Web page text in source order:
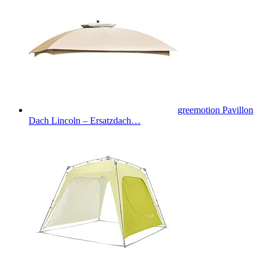
greemotion Pavillon
Dach Lincoln – Ersatzdach…